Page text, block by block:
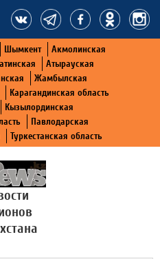
Шымкент
Акмолинская
Атырауская
Жамбылская
Карагандинская область
Кызылординская
Павлодарская
Туркестанская область